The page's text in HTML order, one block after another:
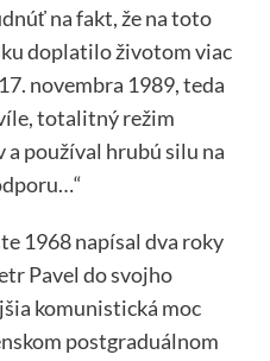
na fakt, že na toto
doplatilo životom viac
novembra 1989, teda
totalitný režim
používal hrubú silu na
1968 napísal dva roky
Pavel do svojho
komunistická moc
postgraduálnom